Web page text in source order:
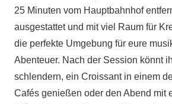
25 Minuten vom Hauptbahnhof
ausgestattet und mit viel Raum für
die perfekte Umgebung für eure
Abenteuer. Nach der Session könnt
schlendern, ein Croissant in einem
Cafés genießen oder den Abend mit